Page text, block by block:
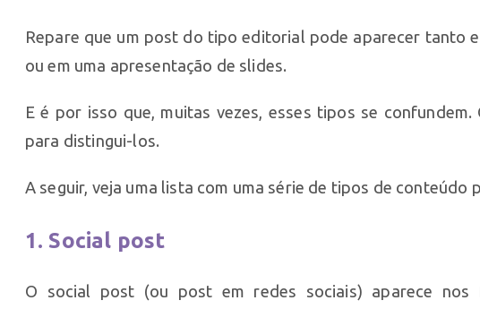
Repare que um post do tipo editorial pode aparecer tanto
ou em uma apresentação de slides.
E é por isso que, muitas vezes, esses tipos se
para distingui-los.
A seguir, veja uma lista com uma série de tipos de conteúdo
1. Social post
O social post (ou post em redes sociais) aparece nos